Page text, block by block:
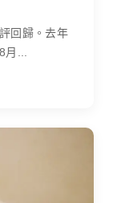
回歸。去年
...